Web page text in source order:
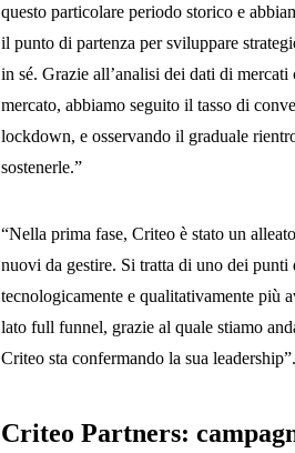
questo particolare periodo storico e
il punto di partenza per sviluppare
in sé. Grazie all’analisi dei dati di
mercato, abbiamo seguito il tasso di
lockdown, e osservando il graduale
sostenerle.”
“Nella prima fase, Criteo è stato un
nuovi da gestire. Si tratta di uno dei
tecnologicamente e qualitativamente più
lato full funnel, grazie al quale stiamo
Criteo sta confermando la sua leadership”.
Criteo Partners: